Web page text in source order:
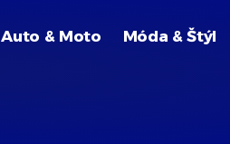
Auto & Moto Móda & Štýl